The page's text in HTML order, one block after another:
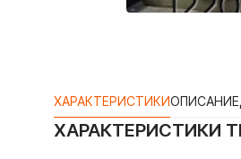
ХАРАКТЕРИСТИКИОПИСАНИЕ
ХАРАКТЕРИСТИКИ